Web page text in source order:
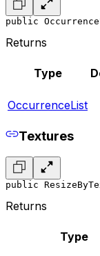
public
Returns
Type
OccurrenceList
Textures
public
Returns
Type